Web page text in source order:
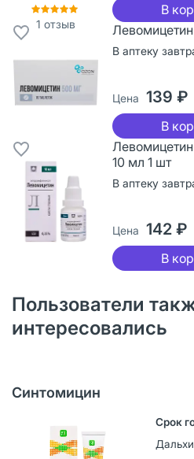
1 отзыв
В
В аптеку
Цена 139 ₽
В
10 мл 1 шт
В аптеку
Цена 142 ₽
В
Пользователи
интересовались
Синтомицин